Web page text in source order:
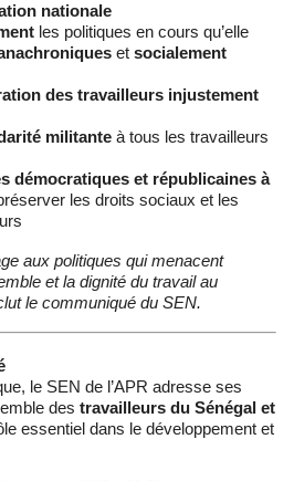
nationale
les politiques en cours qu’elle
et socialement
des travailleurs injustement
militante à tous les travailleurs
démocratiques et républicaines à
les droits sociaux et les
aux politiques qui menacent
et la dignité du travail au
le communiqué du SEN.
le SEN de l’APR adresse ses
des travailleurs du Sénégal et
essentiel dans le développement et